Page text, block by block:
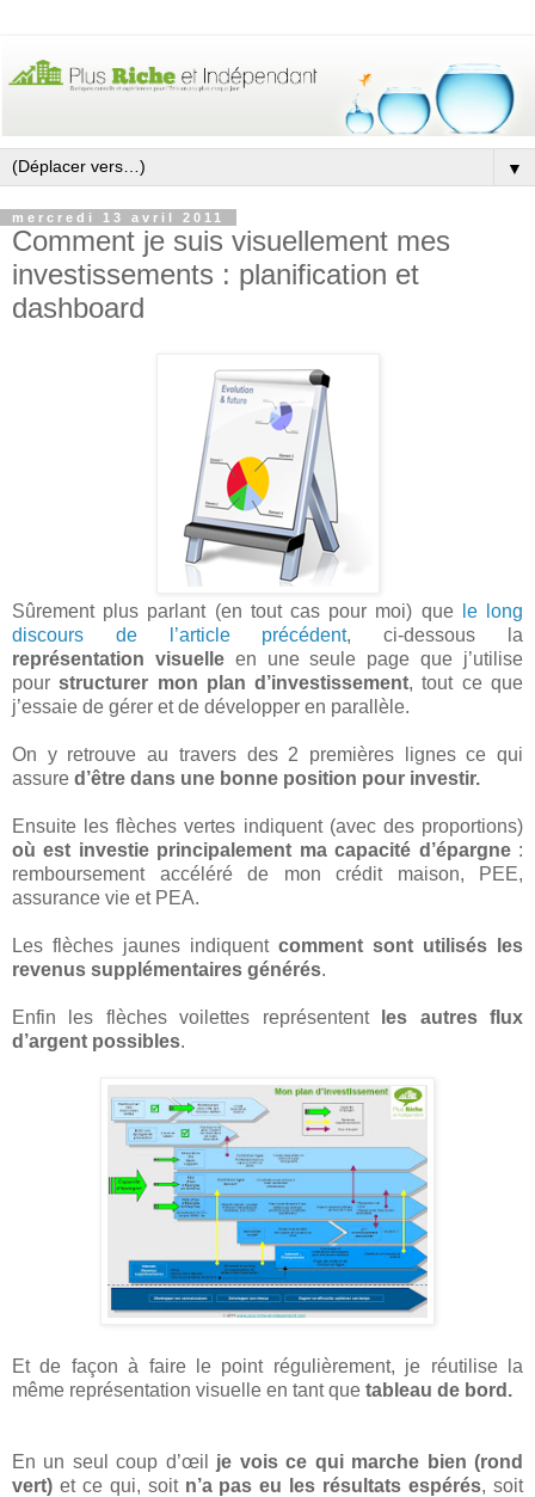
▼
mercredi 13 avril 2011
Comment je suis visuellement mes
investissements : planification et
dashboard
Sûrement plus parlant (en tout cas pour moi) que
le long
discours de l’article précédent, ci-dessous la
représentation visuelleen une seule page que j’utilise
pourstructurer mon plan d’investissement, tout ce que
j’essaie de gérer et de développer en parallèle.
On y retrouve au travers des 2 premières lignes ce qui
assure d’être dans une bonne position pour investir.
Ensuite les flèches vertes indiquent (avec des proportions)
où est investie principalement ma capacité d’épargne:
remboursement accéléré de mon crédit maison, PEE,
assurance vie et PEA.
Les flèches jaunes indiquent comment sont utilisés les
revenus supplémentaires générés.
Enfin les flèches voilettes représentent
les autres flux
d’argent possibles.
Et de façon à faire le point régulièrement, je réutilise la
même représentation visuelle en tant que tableau de bord.
En un seul coup d’œil je vois ce qui marche bien (rond
vert) et ce qui, soit n’a pas eu les résultats espérés, soit